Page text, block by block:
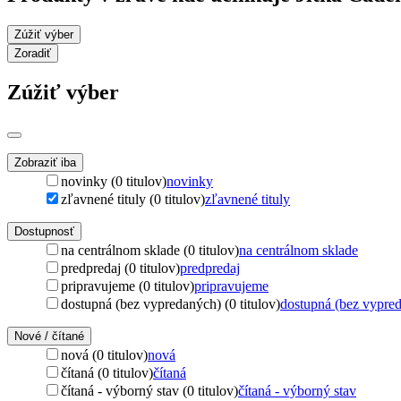
Zúžiť výber
Zoradiť
Zúžiť výber
Zobraziť iba
novinky (0 titulov)novinky
zľavnené tituly (0 titulov)zľavnené tituly
Dostupnosť
na centrálnom sklade (0 titulov)na centrálnom sklade
predpredaj (0 titulov)predpredaj
pripravujeme (0 titulov)pripravujeme
dostupná (bez vypredaných) (0 titulov)dostupná (bez
Nové / čítané
nová (0 titulov)nová
čítaná (0 titulov)čítaná
čítaná - výborný stav (0 titulov)čítaná - výborný stav